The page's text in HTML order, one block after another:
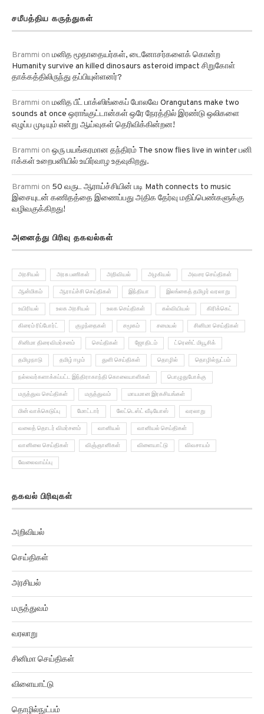
Humanity survive an killed dinosaurs asteroid impact சிறுகோள்
தாக்கத்திலிருந்து தப்பியுள்ளனர்?
Brammionமனித பீட் பாக்ஸிங்கைப் போலவே Orangutans make two
sounds at once ஒராங்குட்டான்கள் ஒரே நேரத்தில் இரண்டு ஒலிகளை
எழுப்ப முடியும் என்று ஆய்வுகள் தெரிவிக்கின்றன!
Brammionஒரு பயங்கரமான தந்திரம் The snow flies live in winter பனி
ஈக்கள் உறைபனியில் உயிர்வாழ உதவுகிறது.
Brammion50 வருட ஆராய்ச்சியின் படி Math connects to music
இசையுடன் கணிதத்தை இணைப்பது அதிக தேர்வு மதிப்பெண்களுக்கு
வழிவகுக்கிறது!
ஆன்மிகம் ஆராய்ச்சி செய்திகள் இந்தியா இலங்கைத் தமிழர் வரலாறு
உயிரியல் உலக அரசியல் உலக செய்திகள் கல்வியியல் கிரிக்கெட்
கிரைம் ரிப்போர்ட் குழந்தைகள் சமூகம் சமையல் சினிமா செய்திகள்
சினிமா திரைவிமர்சனம் செய்திகள் ஜோதிடம் ட்ரெண்ட் மியூசிக்
தமிழநாடு தமிழ் ஈழம் துளி செய்திகள் தொழில் தொழில்நுட்பம்
நல்லவர்களாக்கப்பட்ட இந்திராகாந்தி கொலையாளிகள் பொழுதுபோக்கு
மருத்துவ செய்திகள் மருத்துவம் மாயமான இரகசியங்கள்
மின் வாக்கெடுப்பு மோட்டார் லேட்டெஸ்ட் வீடியோஸ்
வலைத் தொடர் விமர்சனம் வானியல் வானியல் செய்திகள்
வானிலை செய்திகள் விஞ்ஞானிகள் விளையாட்டு விவசாயம்
வேலைவாய்ப்பு
செய்திகள்
அரசியல்
மருத்துவம்
வரலாறு
சினிமா செய்திகள்
விளையாட்டு
தொழில்நுட்பம்